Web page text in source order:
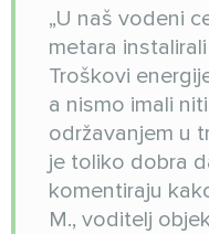
„U naš vodeni
metara
Troškovi
a nismo imali
održavanjem u
je toliko dobra
komentiraju
M., voditelj